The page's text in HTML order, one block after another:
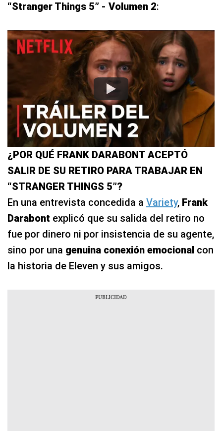
“Stranger Things 5” - Volumen 2:
¿POR QUÉ FRANK DARABONT ACEPTÓ
SALIR DE SU RETIRO PARA TRABAJAR EN
“STRANGER THINGS 5”?
En una entrevista concedida a Variety, Frank
Darabont explicó que su salida del retiro no
fue por dinero ni por insistencia de su agente,
sino por una genuina conexión emocional con
la historia de Eleven y sus amigos.